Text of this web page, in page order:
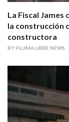
La Fiscal
la construcción
constructora
BY PLUMA LIBRE NEWS